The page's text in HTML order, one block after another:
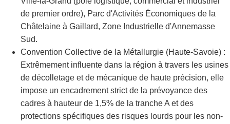
de premier ordre), Parc d'Activités Économiques de la
Châtelaine à Gaillard, Zone Industrielle d'Annemasse
Sud.
Convention Collective de la Métallurgie (Haute-Savoie) :
Extrêmement influente dans la région à travers les usines
de décolletage et de mécanique de haute précision, elle
impose un encadrement strict de la prévoyance des
cadres à hauteur de 1,5% de la tranche A et des
protections spécifiques des risques lourds pour les non-